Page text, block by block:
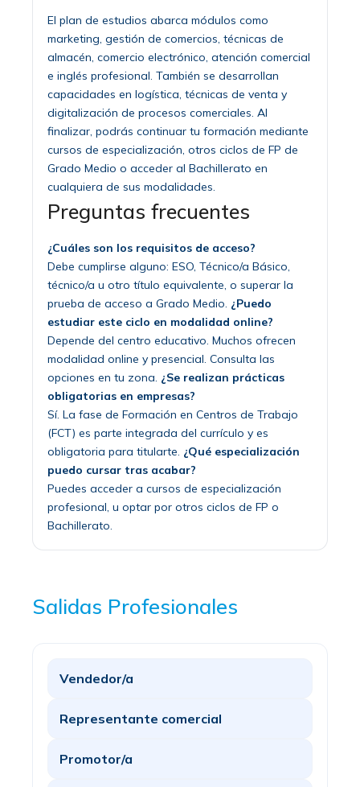
El plan de estudios abarca módulos como
marketing, gestión de comercios, técnicas de
almacén, comercio electrónico, atención comercial
e inglés profesional. También se desarrollan
capacidades en logística, técnicas de venta y
digitalización de procesos comerciales. Al
finalizar, podrás continuar tu formación mediante
cursos de especialización, otros ciclos de FP de
Grado Medio o acceder al Bachillerato en
cualquiera de sus modalidades.
Preguntas frecuentes
¿Cuáles son los requisitos de acceso?
Debe cumplirse alguno: ESO, Técnico/a Básico,
técnico/a u otro título equivalente, o superar la
prueba de acceso a Grado Medio. ¿Puedo
estudiar este ciclo en modalidad online?
Depende del centro educativo. Muchos ofrecen
modalidad online y presencial. Consulta las
opciones en tu zona. ¿Se realizan prácticas
obligatorias en empresas?
Sí. La fase de Formación en Centros de Trabajo
(FCT) es parte integrada del currículo y es
obligatoria para titularte. ¿Qué especialización
puedo cursar tras acabar?
Puedes acceder a cursos de especialización
profesional, u optar por otros ciclos de FP o
Bachillerato.
Salidas Profesionales
Vendedor/a
Representante comercial
Promotor/a